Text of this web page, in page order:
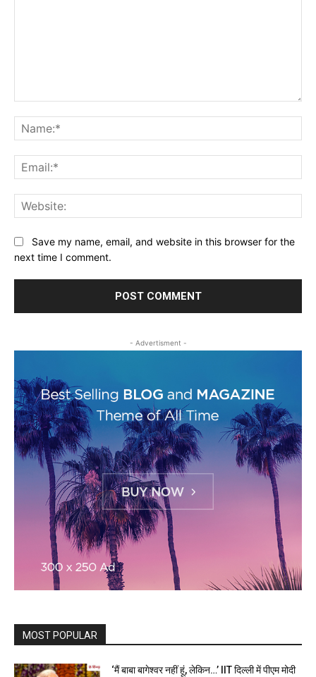
Save my name, email, and website in this browser for the
next time I comment.
- Advertisment -
MOST POPULAR
‘मैं बाबा बागेश्वर नहीं हूं, लेकिन…’ IIT दिल्ली में पीएम मोदी